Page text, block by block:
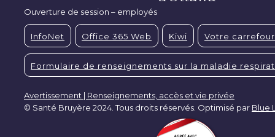
Ouverture de session – employés
InfoNet Office 365 Web Kiwi Votre carrefour
Formulaire de renseignements sur la maladie
Avertissement | Renseignements, accès et vie privée
© Santé Bruyère 2024. Tous droits réservés. Optimisé par Blue